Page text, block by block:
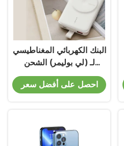
البنك الكهربائي المغناطيسي
لـ (لي بوليمر) الشحن
السريع 10000mAh
الخروج اللاسلكي
احصل على أفضل سعر